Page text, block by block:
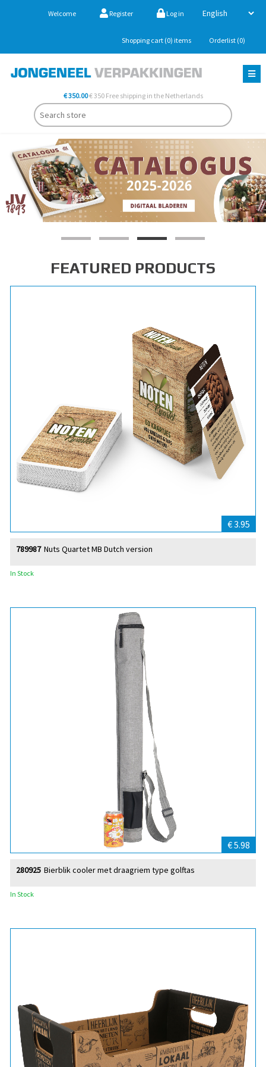
Welcome Register Log in
Shopping cart (0) items Orderlist (0)
€ 350.00€ 350 Free shipping in the Netherlands
FEATURED PRODUCTS
€ 3.95
Nuts Quartet MB Dutch version
789987
In Stock
€ 5.98
Bierblik cooler met draagriem type golftas
280925
In Stock